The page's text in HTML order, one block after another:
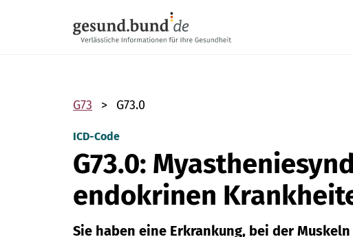
G73 G73.0
ICD-Code
G73.0:
endokrinen
Sie haben eine Erkrankung, bei der